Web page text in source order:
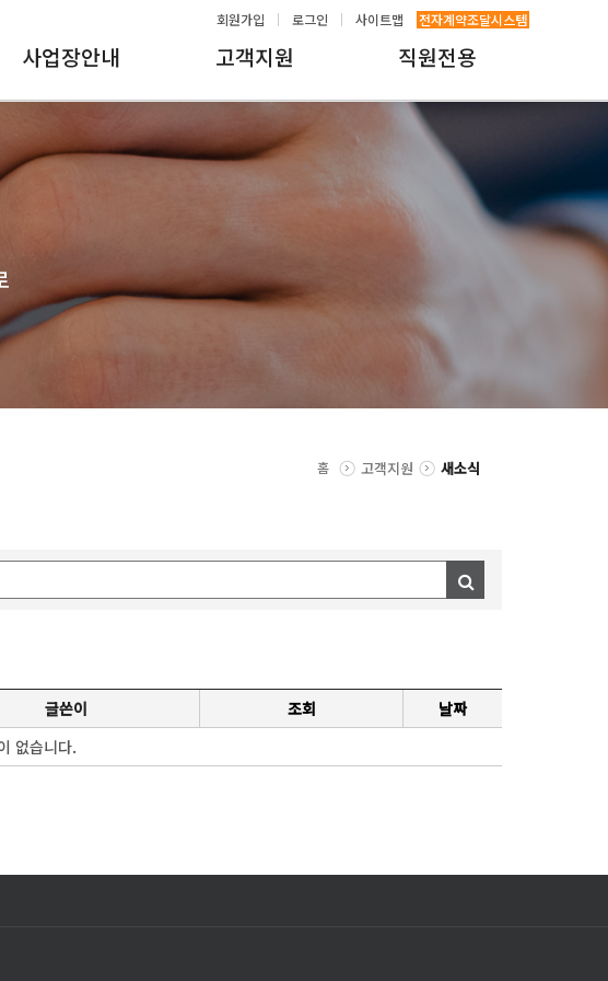
회원가입 로그인 사이트맵 전자계약조달시스템
사업장안내 고객지원 직원전용
홈 고객지원 새소식
글쓴이 조회
날짜
없습니다.